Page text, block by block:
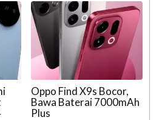
Oppo Find X9s Bocor,
Bawa Baterai 7000mAh
Plus